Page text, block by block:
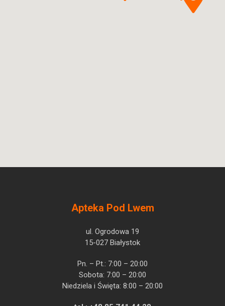
Apteka Pod Lwem
ul. Ogrodowa 19
15-027 Białystok
Pn. – Pt.: 7:00 – 20:00
Sobota: 7:00 – 20:00
Niedziela i Święta: 8:00 – 20:00